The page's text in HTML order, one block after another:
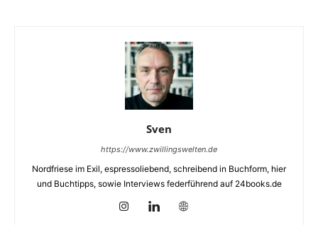
Sven
https://www.zwillingswelten.de
Nordfriese im Exil, espressoliebend, schreibend in Buchform, hier
und Buchtipps, sowie Interviews federführend auf 24books.de